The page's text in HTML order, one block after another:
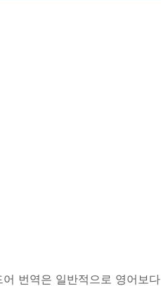
번역은 일반적으로 영어보다